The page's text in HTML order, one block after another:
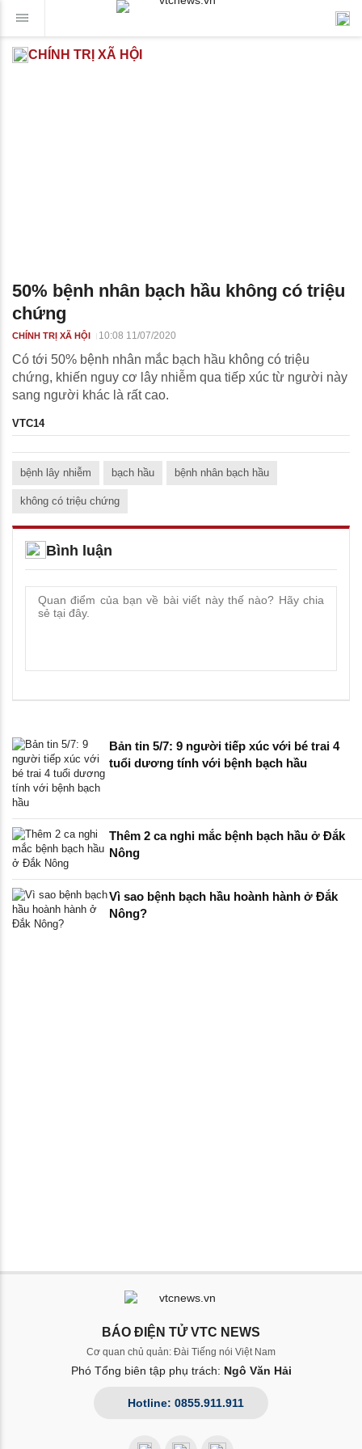
CHÍNH TRỊ XÃ HỘI
50% bệnh nhân bạch hầu không có triệu
chứng
CHÍNH TRỊ XÃ HỘI 10:08 11/07/2020
Có tới 50% bệnh nhân mắc bạch hầu không có triệu
chứng, khiến nguy cơ lây nhiễm qua tiếp xúc từ người này
sang người khác là rất cao.
VTC14
bệnh lây nhiễm bạch hầu bệnh nhân bạch hầu
không có triệu chứng
Bình luận
Bản tin 5/7: 9 người tiếp xúc với bé trai 4
tuổi dương tính với bệnh bạch hầu
Thêm 2 ca nghi mắc bệnh bạch hầu ở Đắk
Nông
Vì sao bệnh bạch hầu hoành hành ở Đắk
Nông?
BÁO ĐIỆN TỬ VTC NEWS
Cơ quan chủ quản: Đài Tiếng nói Việt Nam
Phó Tổng biên tập phụ trách: Ngô Văn Hải
Hotline: 0855.911.911